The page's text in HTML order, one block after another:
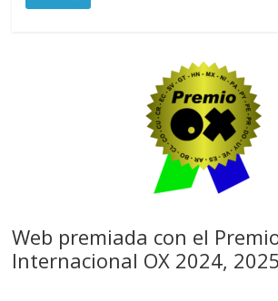
Web premiada con el
Internacional OX 2024,